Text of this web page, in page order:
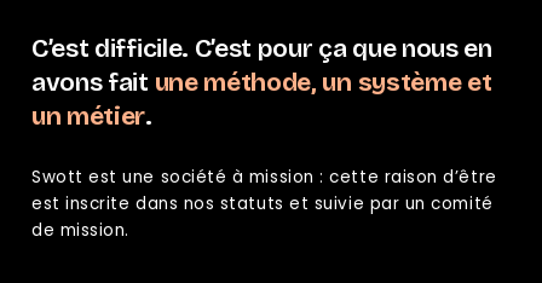
C’est difficile. C’est pour ça que nous en
avons fait une méthode, un système et
un métier.
Swott est une société à mission : cette raison d’être
est inscrite dans nos statuts et suivie par un comité
de mission.